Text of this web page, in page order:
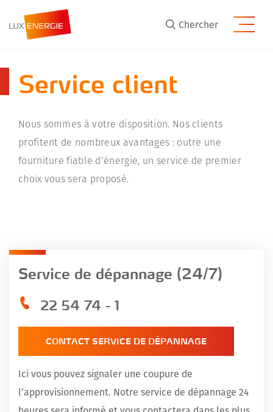
Skip to main content
Chercher
Service client
Nous sommes à votre disposition. Nos clients
profitent de nombreux avantages : outre une
fourniture fiable d’énergie, un service de premier
choix vous sera proposé.
Service de dépannage (24/7)
22 54 74 - 1
CONTACT SERVICE DE DÉPANNAGE
Ici vous pouvez signaler une coupure de
l’approvisionnement. Notre service de dépannage 24